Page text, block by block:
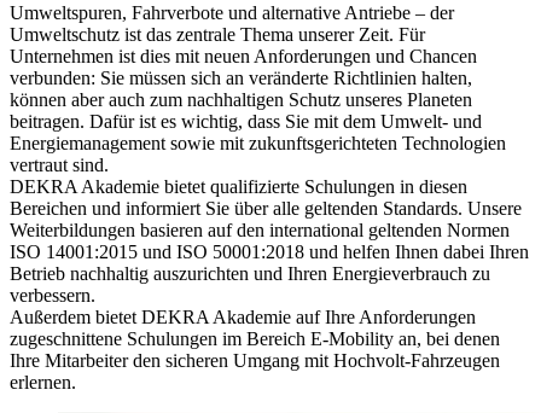
Umweltspuren, Fahrverbote und alternative Antriebe – der
Umweltschutz ist das zentrale Thema unserer Zeit. Für
Unternehmen ist dies mit neuen Anforderungen und Chancen
verbunden: Sie müssen sich an veränderte Richtlinien halten,
können aber auch zum nachhaltigen Schutz unseres Planeten
beitragen. Dafür ist es wichtig, dass Sie mit dem Umwelt- und
Energiemanagement sowie mit zukunftsgerichteten Technologien
vertraut sind.
DEKRA Akademie bietet qualifizierte Schulungen in diesen
Bereichen und informiert Sie über alle geltenden Standards. Unsere
Weiterbildungen basieren auf den international geltenden Normen
ISO 14001:2015 und ISO 50001:2018 und helfen Ihnen dabei Ihren
Betrieb nachhaltig auszurichten und Ihren Energieverbrauch zu
verbessern.
Außerdem bietet DEKRA Akademie auf Ihre Anforderungen
zugeschnittene Schulungen im Bereich E-Mobility an, bei denen
Ihre Mitarbeiter den sicheren Umgang mit Hochvolt-Fahrzeugen
erlernen.